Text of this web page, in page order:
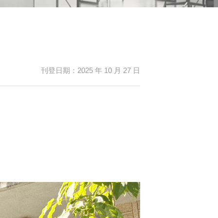
刊登日期：2025 年 10 月 27 日